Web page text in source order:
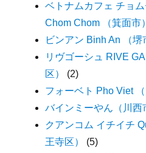
ベトナムカフェ チョ
Chom Chom （箕面市）
ビンアン Binh An （堺
リヴゴーシュ RIVE
区）
(2)
フォーベト Pho Viet （
バインミーやん（川西
クアンコム イチイチ
王寺区）
(5)